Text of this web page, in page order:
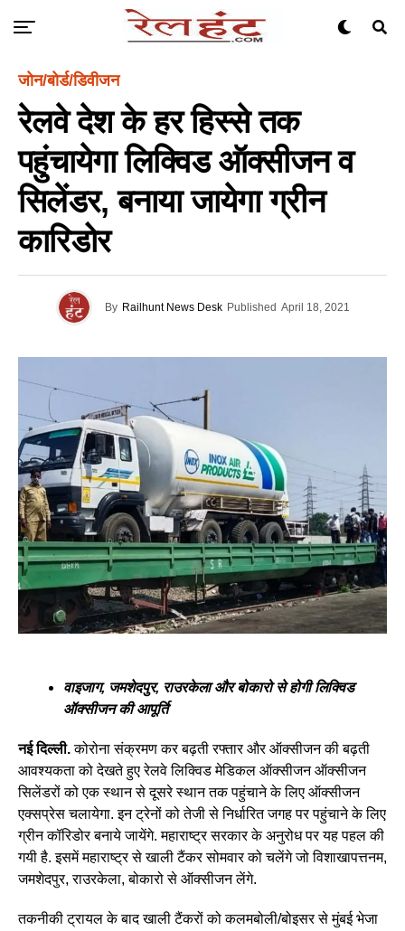
जोन/बोर्ड/डिवीजन
रेलवे देश के हर हिस्से तक
पहुंचायेगा लिक्विड ऑक्सीजन व
सिलेंडर, बनाया जायेगा ग्रीन
कारिडोर
By Railhunt News Desk Published April 18, 2021
वाइजाग, जमशेदपुर, राउरकेला और बोकारो से होगी लिक्विड
ऑक्सीजन की आपूर्ति
नई दिल्ली.कोरोना संक्रमण कर बढ़ती रफ्तार और ऑक्सीजन की बढ़ती
आवश्यकता को देखते हुए रेलवे लिक्विड मेडिकल ऑक्सीजन ऑक्सीजन
सिलेंडरों को एक स्थान से दूसरे स्थान तक पहुंचाने के लिए ऑक्सीजन
एक्सप्रेस चलायेगा. इन ट्रेनों को तेजी से निर्धारित जगह पर पहुंचाने के लिए
ग्रीन कॉरिडोर बनाये जायेंगे. महाराष्ट्र सरकार के अनुरोध पर यह पहल की
गयी है. इसमें महाराष्ट्र से खाली टैंकर सोमवार को चलेंगे जो विशाखापत्तनम,
जमशेदपुर, राउरकेला, बोकारो से ऑक्सीजन लेंगे.
तकनीकी ट्रायल के बाद खाली टैंकरों को कलमबोली/बोइसर से मुंबई भेजा